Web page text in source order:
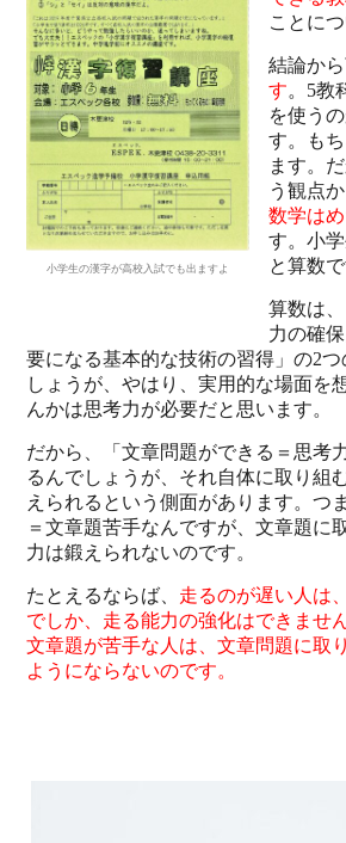
小学生の漢字が高校入試でも出ますよ
ことに
結論か
す。5教
を使う
す。も
ます。
う観点
数学は
す。小
と算数で
算数は
力の確
要になる基本的な技術の習得」の2
しょうが、やはり、実用的な場面を
んかは思考力が必要だと思います。
だから、「文章問題ができる＝思考
るんでしょうが、それ自体に取り組
えられるという側面があります。つ
＝文章題苦手なんですが、文章題に
力は鍛えられないのです。
たとえるならば、 走るのが遅い人は
でしか、走る能力の強化はできませ
文章題が苦手な人は、文章問題に取
ようにならないのです。